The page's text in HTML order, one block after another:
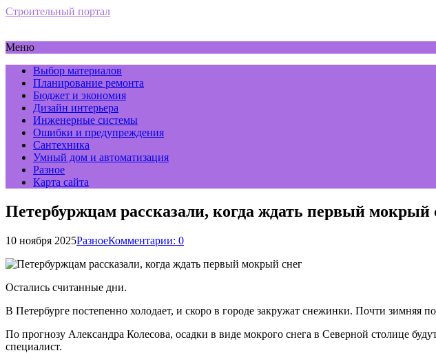
Строительный портал
Меню
Выбор материалов
Планирование ремонта
Бюджет и экономия
Дизайн интерьера
Инженерные системы
Ошибки и предупреждения
Сантехника
Умный дом и автоматизация
Разное
Карта сайта
Петербуржцам рассказали, когда ждать первый мокрый
10 ноября 2025РазноеКомментарии: 0
Остались считанные дни.
В Петербурге постепенно холодает, и скоро в городе закружат снежинки. Почти зимняя
По прогнозу Александра Колесова, осадки в виде мокрого снега в Северной столице
специалист.